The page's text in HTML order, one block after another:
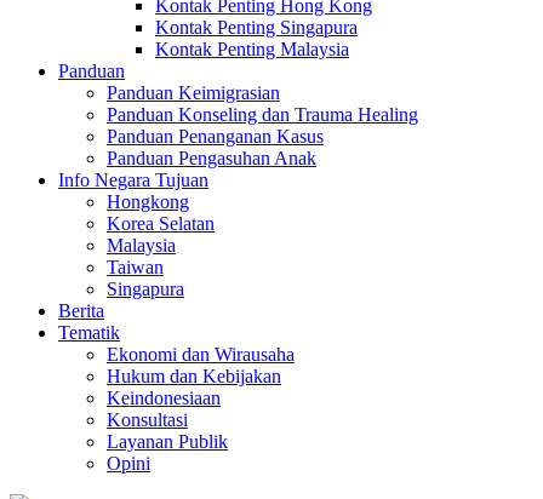
Kontak Penting Hong Kong
Kontak Penting Singapura
Kontak Penting Malaysia
Panduan
Panduan Keimigrasian
Panduan Konseling dan Trauma Healing
Panduan Penanganan Kasus
Panduan Pengasuhan Anak
Info Negara Tujuan
Hongkong
Korea Selatan
Malaysia
Taiwan
Singapura
Berita
Tematik
Ekonomi dan Wirausaha
Hukum dan Kebijakan
Keindonesiaan
Konsultasi
Layanan Publik
Opini